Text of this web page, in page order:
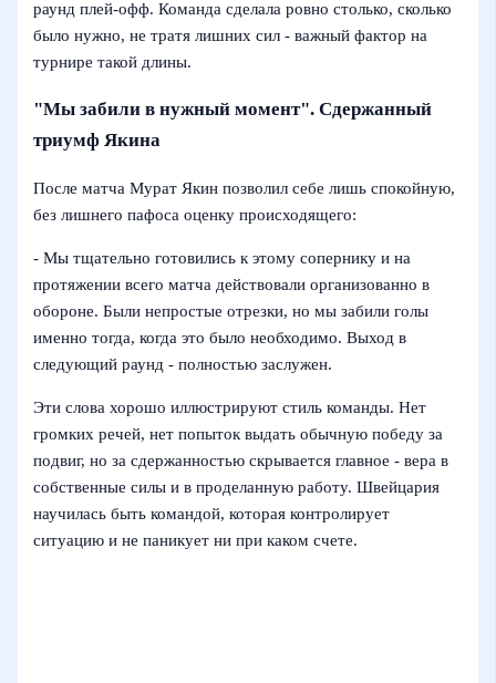
раунд плей-офф. Команда сделала ровно столько, сколько
было нужно, не тратя лишних сил - важный фактор на
турнире такой длины.
"Мы забили в нужный момент". Сдержанный
триумф Якина
После матча Мурат Якин позволил себе лишь спокойную,
без лишнего пафоса оценку происходящего:
- Мы тщательно готовились к этому сопернику и на
протяжении всего матча действовали организованно в
обороне. Были непростые отрезки, но мы забили голы
именно тогда, когда это было необходимо. Выход в
следующий раунд - полностью заслужен.
Эти слова хорошо иллюстрируют стиль команды. Нет
громких речей, нет попыток выдать обычную победу за
подвиг, но за сдержанностью скрывается главное - вера в
собственные силы и в проделанную работу. Швейцария
научилась быть командой, которая контролирует
ситуацию и не паникует ни при каком счете.